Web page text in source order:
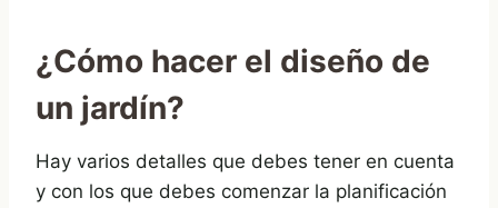
¿Cómo hacer el diseño de
un jardín?
Hay varios detalles que debes tener en cuenta
y con los que debes comenzar la planificación